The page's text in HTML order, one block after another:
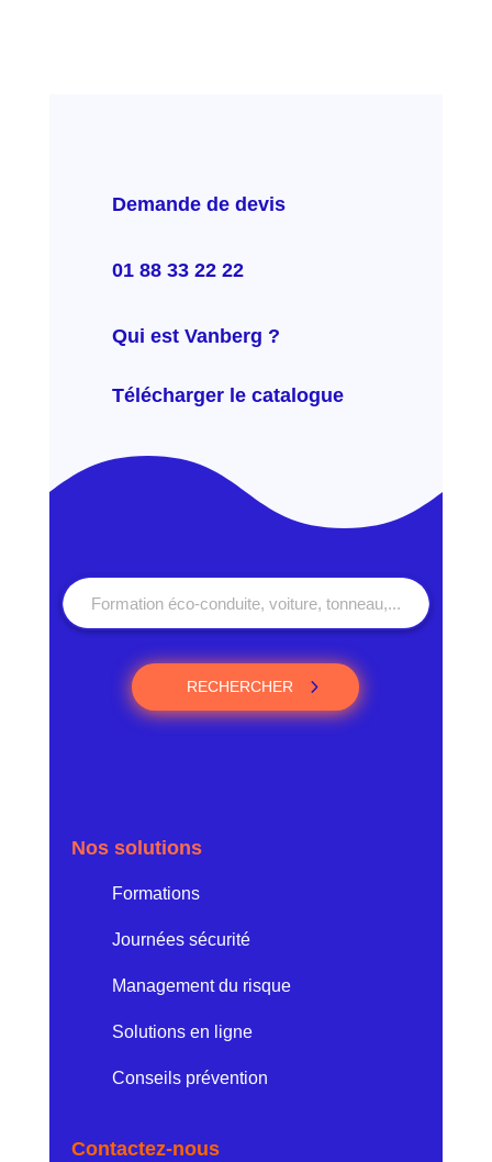
Demande de devis
01 88 33 22 22
Qui est Vanberg ?
Télécharger le catalogue
RECHERCHER
Nos solutions
Formations
Journées sécurité
Management du risque
Solutions en ligne
Conseils prévention
Contactez-nous